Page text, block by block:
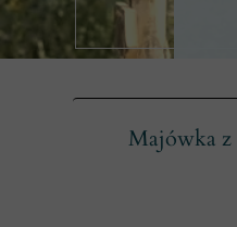
Majówka z